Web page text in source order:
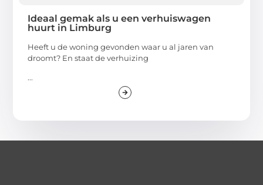
Ideaal gemak als u een verhuiswagen
huurt in Limburg
Heeft u de woning gevonden waar u al jaren van
droomt? En staat de verhuizing
...